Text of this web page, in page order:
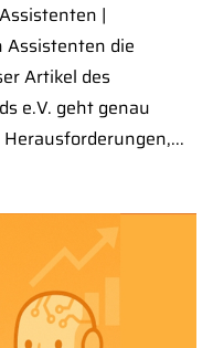
|
Assistenten die
Artikel des
e.V. geht genau